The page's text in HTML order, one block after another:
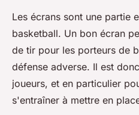
Les écrans sont une partie
basketball. Un bon écran
de tir pour les porteurs de
défense adverse. Il est
joueurs, et en particulier
s'entraîner à mettre en